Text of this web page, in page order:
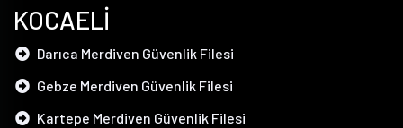
KOCAELİ
Darıca Merdiven Güvenlik Filesi
Gebze Merdiven Güvenlik Filesi
Kartepe Merdiven Güvenlik Filesi